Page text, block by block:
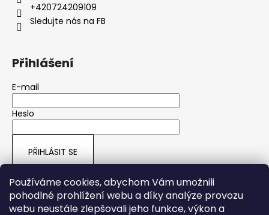
Používáme cookies, abychom Vám umožnili
pohodlné prohlížení webu a díky analýze provozu
webu neustále zlepšovali jeho funkce, výkon a
+420724209109
Sledujte nás na FB
Přihlášení
E-mail
Heslo
PŘIHLÁSIT SE